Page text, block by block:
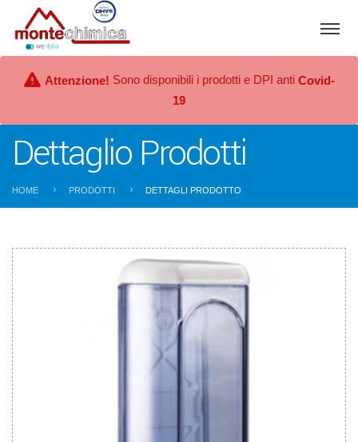
Attenzione! Sono disponibili i prodotti e DPI anti Covid-
19
Dettaglio Prodotti
HOME PRODOTTI DETTAGLI PRODOTTO